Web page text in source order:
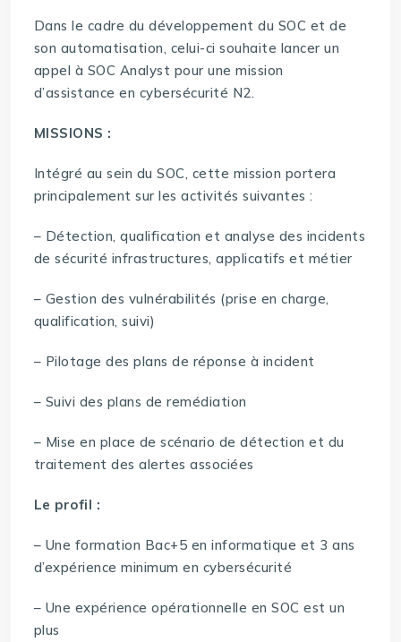
Dans le cadre du développement du SOC et de
son automatisation, celui-ci souhaite lancer un
appel à SOC Analyst pour une mission
d’assistance en cybersécurité N2.
MISSIONS :
Intégré au sein du SOC, cette mission portera
principalement sur les activités suivantes :
– Détection, qualification et analyse des incidents
de sécurité infrastructures, applicatifs et métier
– Gestion des vulnérabilités (prise en charge,
qualification, suivi)
– Pilotage des plans de réponse à incident
– Suivi des plans de remédiation
– Mise en place de scénario de détection et du
traitement des alertes associées
Le profil :
– Une formation Bac+5 en informatique et 3 ans
d’expérience minimum en cybersécurité
– Une expérience opérationnelle en SOC est un
plus